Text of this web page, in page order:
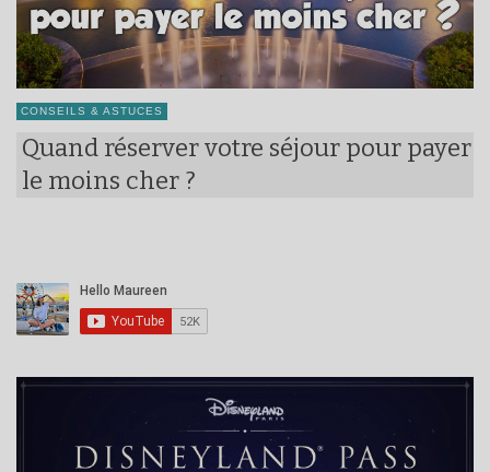
CONSEILS & ASTUCES
Quand réserver votre séjour pour payer
le moins cher ?